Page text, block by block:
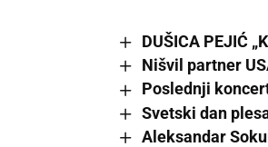
DUŠICA PEJIĆ
Nišvil partner
Poslednji
Svetski dan
Aleksandar